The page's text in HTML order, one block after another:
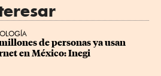
de personas ya usan
en México: Inegi